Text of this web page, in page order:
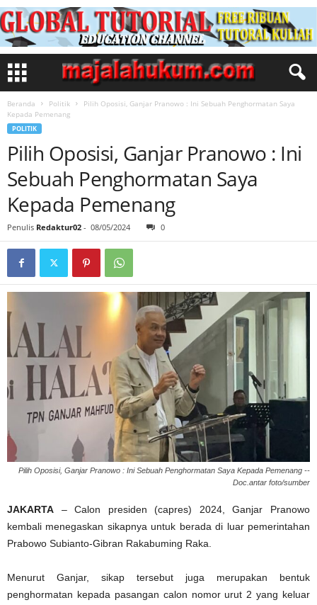
Beranda Politik
Pilih Oposisi, Ganjar Pranowo : Ini Sebuah Penghormatan Saya
Kepada Pemenang
POLITIK
Pilih Oposisi, Ganjar Pranowo : Ini
Sebuah Penghormatan Saya
Kepada Pemenang
Penulis Redaktur02 - 08/05/2024 0
Pilih Oposisi, Ganjar Pranowo : Ini Sebuah Penghormatan Saya Kepada Pemenang --
Doc.antar foto/sumber
JAKARTA – Calon presiden (capres) 2024, Ganjar Pranowo
kembali menegaskan sikapnya untuk berada di luar pemerintahan
Prabowo Subianto-Gibran Rakabuming Raka.
Menurut Ganjar, sikap tersebut juga merupakan bentuk
penghormatan kepada pasangan calon nomor urut 2 yang keluar